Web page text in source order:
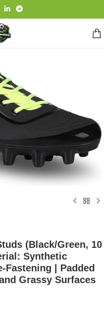
(Black/Green, 10
Synthetic
Fastening | Padded
Grassy Surfaces